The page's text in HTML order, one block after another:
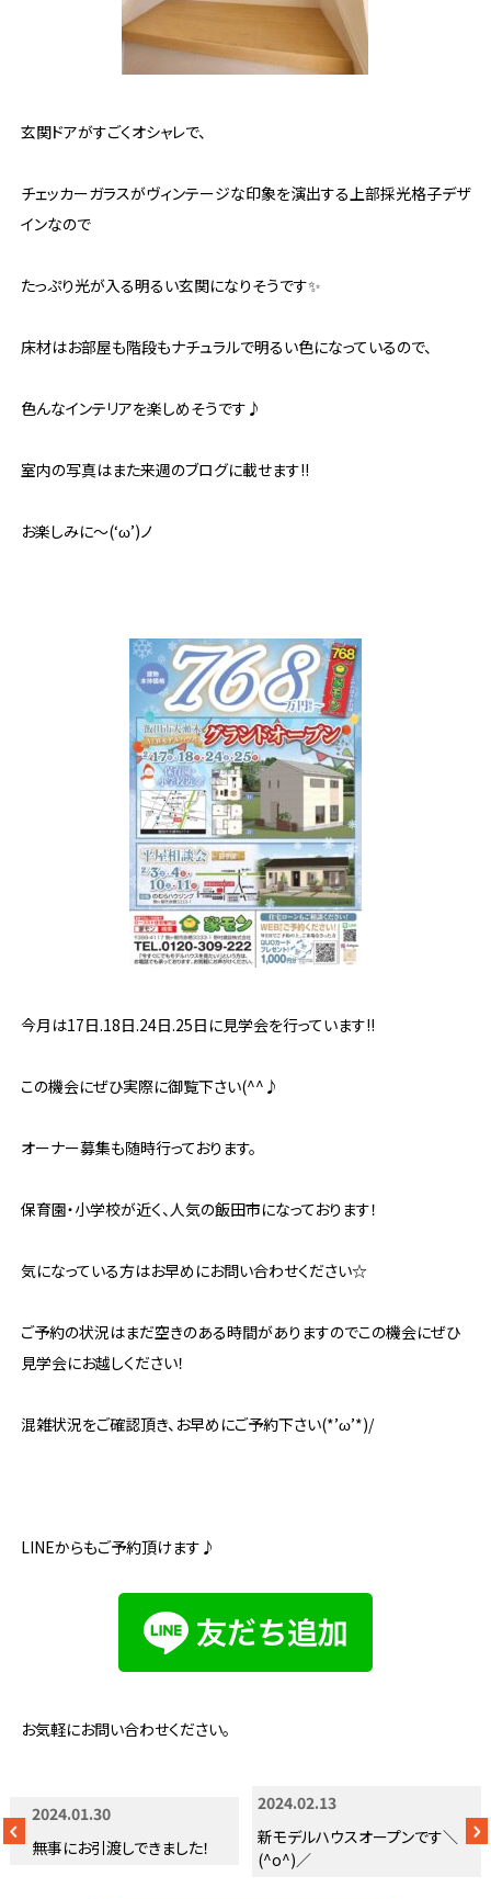
玄関ドアがすごくオシャレで、
チェッカーガラスがヴィンテージな印象を演出する上部採光格子デザ
インなので
たっぷり光が入る明るい玄関になりそうです✨
床材はお部屋も階段もナチュラルで明るい色になっているので、
色んなインテリアを楽しめそうです♪
室内の写真はまた来週のブログに載せます‼
お楽しみに～(‘ω’)ノ
今月は17日.18日.24日.25日に見学会を行っています‼
この機会にぜひ実際に御覧下さい(^^♪
オーナー募集も随時行っております。
保育園・小学校が近く、人気の飯田市になっております！
気になっている方はお早めにお問い合わせください☆
ご予約の状況はまだ空きのある時間がありますのでこの機会にぜひ
見学会にお越しください！
混雑状況をご確認頂き、お早めにご予約下さい(*’ω’*)/
LINEからもご予約頂けます♪
お気軽にお問い合わせください。
2024.01.30
無事にお引渡しできました！
2024.02.13
新モデルハウスオープンです＼
(^o^)／